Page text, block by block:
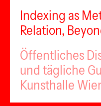
Indexing as
Relation,
Öffentliches
und tägliche
Kunsthalle